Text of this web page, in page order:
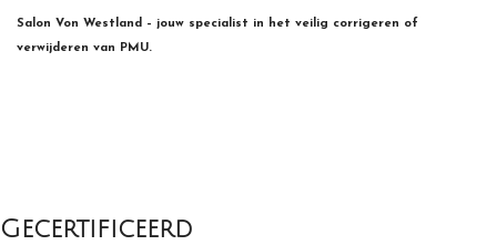
Salon Von Westland – jouw specialist in het veilig corrigeren of
verwijderen van PMU.
Gecertificeerd